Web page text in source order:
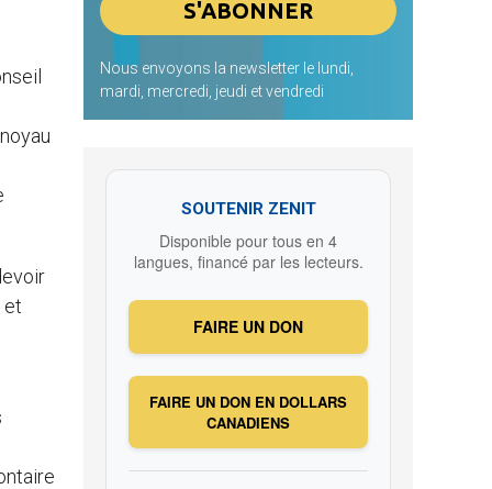
et
Nous envoyons la newsletter le lundi,
mardi, mercredi, jeudi et vendredi
SOUTENIR ZENIT
Disponible pour tous en 4
langues, financé par les lecteurs.
FAIRE UN DON
FAIRE UN DON EN DOLLARS
CANADIENS